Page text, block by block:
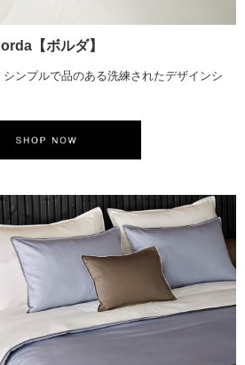
【ボルダ】
ンプルで品のある洗練されたデザインシ